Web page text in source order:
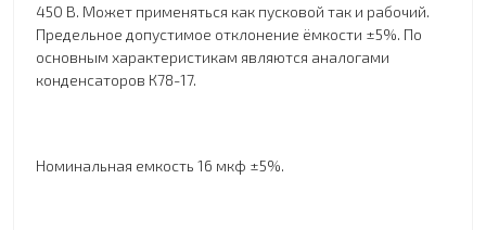
450 В. Может применяться как пусковой так и рабочий.
Предельное допустимое отклонение ёмкости ±5%. По
основным характеристикам являются аналогами
конденсаторов К78-17.
Номинальная емкость 16 мкф ±5%.